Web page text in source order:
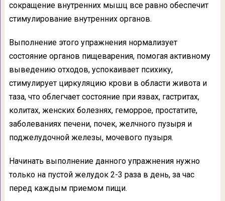
сокращение внутренних мышц все равно обеспечит
стимулирование внутренних органов.
Выполнение этого упражнения нормализует
состояние органов пищеварения, помогая активному
выведению отходов, успокаивает психику,
стимулирует циркуляцию крови в области живота и
таза, что облегчает состояние при язвах, гастритах,
колитах, женских болезнях, геморрое, простатите,
заболеваниях печени, почек, желчного пузыря и
поджелудочной железы, мочевого пузыря.
Начинать выполнение данного упражнения нужно
только на пустой желудок 2-3 раза в день, за час
перед каждым приемом пищи.